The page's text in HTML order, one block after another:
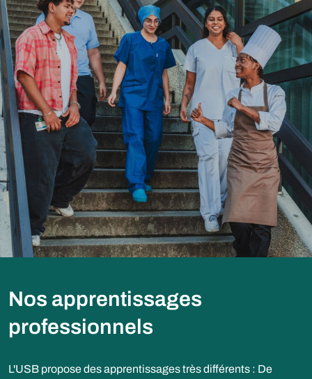
Nos apprentissages
professionnels
L'USB propose des apprentissages très différents : De